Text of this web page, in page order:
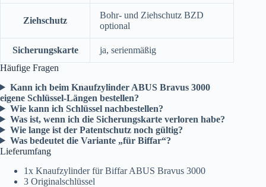
Ziehschutz
Bohr- und Ziehschutz BZD
optional
Sicherungskarte
ja, serienmäßig
Häufige Fragen
Kann ich beim Knaufzylinder ABUS Bravus 3000
eigene Schlüssel-Längen bestellen?
Wie kann ich Schlüssel nachbestellen?
Was ist, wenn ich die Sicherungskarte verloren habe?
Wie lange ist der Patentschutz noch gültig?
Was bedeutet die Variante „für Biffar“?
Lieferumfang
1x Knaufzylinder für Biffar ABUS Bravus 3000
3 Originalschlüssel